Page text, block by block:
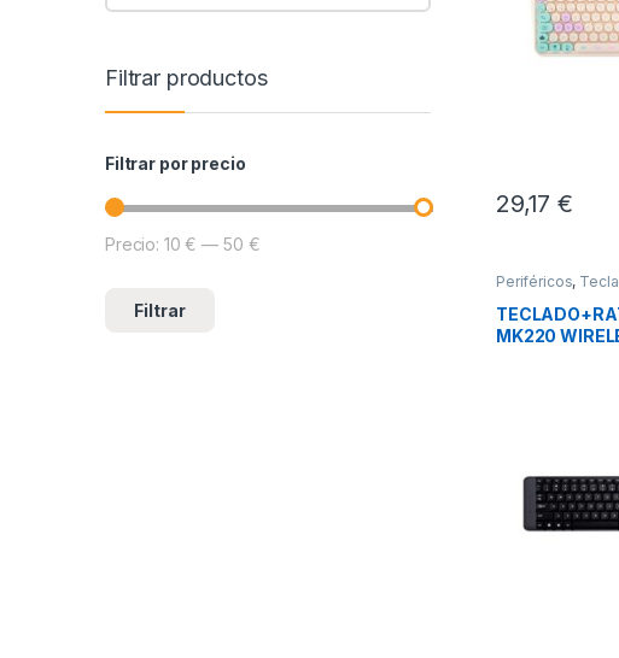
29,17€
Periféricos,
MK220
Filtrar productos
Filtrar por precio
Precio mínimo
Precio máximo
Filtrar
Precio: 10 € — 50 €